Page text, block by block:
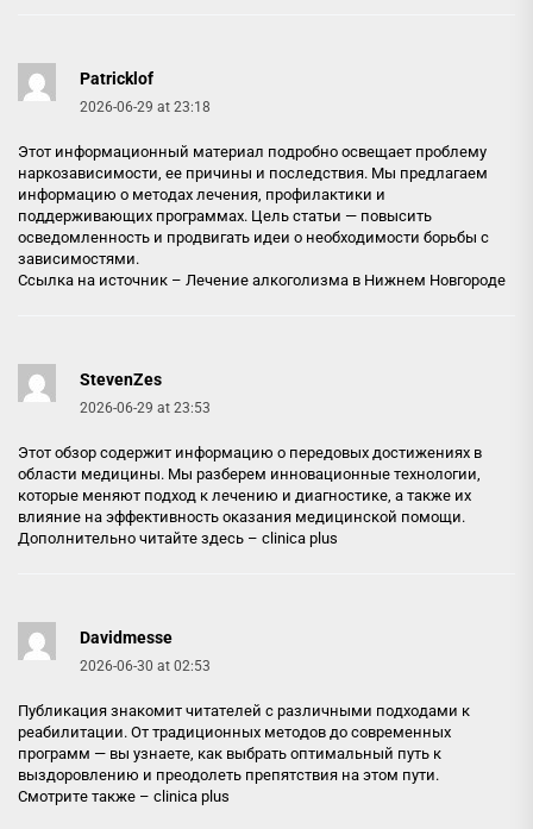
Patricklof
2026-06-29 at 23:18
Этот информационный материал подробно освещает проблему
наркозависимости, ее причины и последствия. Мы предлагаем
информацию о методах лечения, профилактики и
поддерживающих программах. Цель статьи — повысить
осведомленность и продвигать идеи о необходимости борьбы с
зависимостями.
Ссылка на источник – Лечение алкоголизма в Нижнем Новгороде
StevenZes
2026-06-29 at 23:53
Этот обзор содержит информацию о передовых достижениях в
области медицины. Мы разберем инновационные технологии,
которые меняют подход к лечению и диагностике, а также их
влияние на эффективность оказания медицинской помощи.
Дополнительно читайте здесь – clinica plus
Davidmesse
2026-06-30 at 02:53
Публикация знакомит читателей с различными подходами к
реабилитации. От традиционных методов до современных
программ — вы узнаете, как выбрать оптимальный путь к
выздоровлению и преодолеть препятствия на этом пути.
Смотрите также – clinica plus